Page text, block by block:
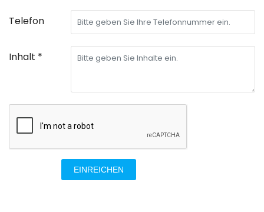
Telefon
Inhalt *
EINREICHEN